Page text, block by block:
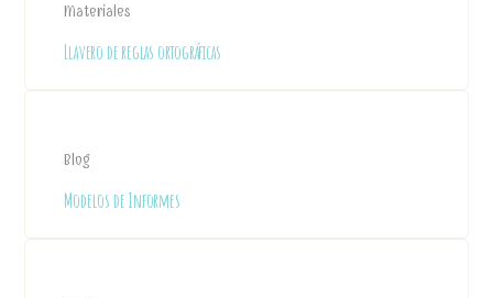
Materiales
Llavero de reglas ortográficas
Blog
Modelos de Informes